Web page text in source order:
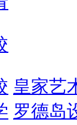
皇家艺
罗德岛